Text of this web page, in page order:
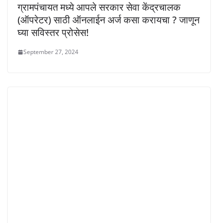
ग्रामपंचायत मध्ये आपले सरकार सेवा केंद्रचालक
(ऑपरेटर) साठी ऑनलाईन अर्ज कसा करायचा ? जाणून
घ्या सविस्तर प्रोसेस!
September 27, 2024